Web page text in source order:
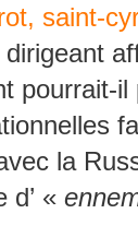
saint-
dirigeant
pourrait-il
la
d’ «